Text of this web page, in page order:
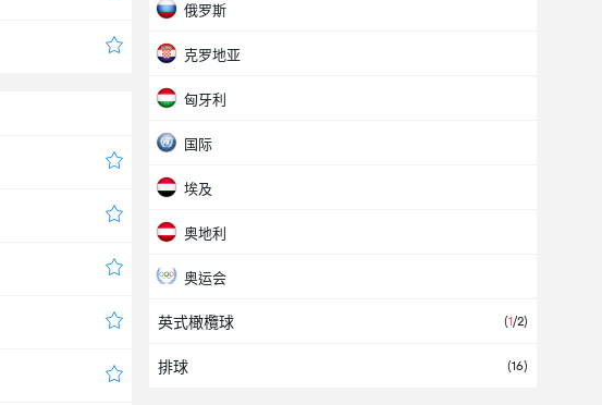
俄罗斯
克罗地亚
匈牙利
国际
埃及
奥地利
奥运会
威尔士
尼日尔
英式橄欖球 (1/2)
排球 (16)